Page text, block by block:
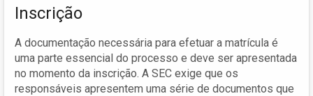
Inscrição
A documentação necessária para efetuar a matrícula é
uma parte essencial do processo e deve ser apresentada
no momento da inscrição. A SEC exige que os
responsáveis apresentem uma série de documentos que